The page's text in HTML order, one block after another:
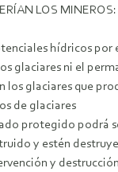
LOS MINEROS:
hídricos por
glaciares ni el
los glaciares que
de glaciares
protegido podrá
y estén
y